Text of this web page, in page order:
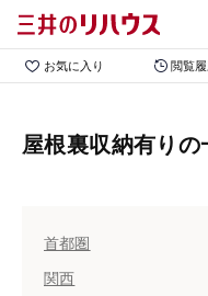
お気に入り 閲覧
屋根裏収納有り
首都圏
関西